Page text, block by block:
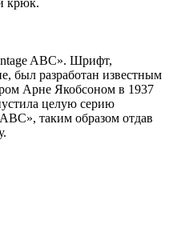
ABC». Шрифт,
был разработан известным
Арне Якобсоном в 1937
целую серию
таким образом отдав